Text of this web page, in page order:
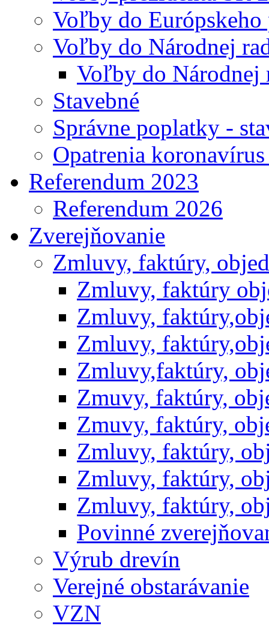
Voľby do Európskeho
Voľby do Národnej
Voľby do Národnej
Stavebné
Správne poplatky -
Opatrenia
Referendum 2023
Referendum 2026
Zverejňovanie
Zmluvy, faktúry,
Zmluvy, faktúry
Zmluvy,
Zmluvy,
Zmluvy,faktúry,
Zmuvy, faktúry,
Zmuvy, faktúry,
Zmluvy, faktúry,
Zmluvy, faktúry,
Zmluvy, faktúry,
Povinné
Výrub drevín
Verejné obstarávanie
VZN